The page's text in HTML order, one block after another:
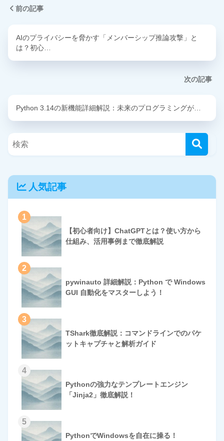
前の記事
AIのプライバシーを脅かす「メンバーシップ推論攻撃」と
は？初心…
次の記事
Python 3.14の新機能詳細解説：未来のプログラミングが…
人気記事
1
【初心者向け】ChatGPTとは？使い方から
仕組み、活用事例まで徹底解説
2
pywinauto 詳細解説：Python で Windows
GUI 自動化をマスターしよう！
3
TShark徹底解説：コマンドラインでのパケ
ットキャプチャと解析ガイド
4
Pythonの強力なテンプレートエンジン
「Jinja2」徹底解説！
5
PythonでWindowsを自在に操る！